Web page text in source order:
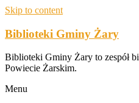
Skip to content
Biblioteki Gminy Żary
Biblioteki Gminy Żary to zespół
Powiecie Żarskim.
Menu